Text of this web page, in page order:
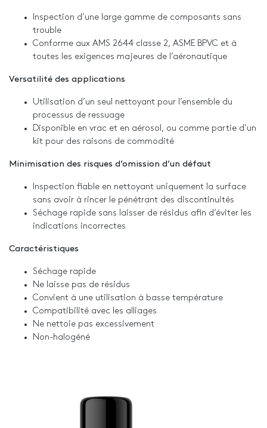
Inspection d’une large gamme de composants sans
trouble
Conforme aux AMS 2644 classe 2, ASME BPVC et à
toutes les exigences majeures de l’aéronautique
Versatilité des applications
Utilisation d’un seul nettoyant pour l’ensemble du
processus de ressuage
Disponible en vrac et en aérosol, ou comme partie d’un
kit pour des raisons de commodité
Minimisation des risques d’omission d’un défaut
Inspection fiable en nettoyant uniquement la surface
sans avoir à rincer le pénétrant des discontinuités
Séchage rapide sans laisser de résidus afin d’éviter les
indications incorrectes
Caractéristiques
Séchage rapide
Ne laisse pas de résidus
Convient à une utilisation à basse température
Compatibilité avec les alliages
Ne nettoie pas excessivement
Non-halogéné